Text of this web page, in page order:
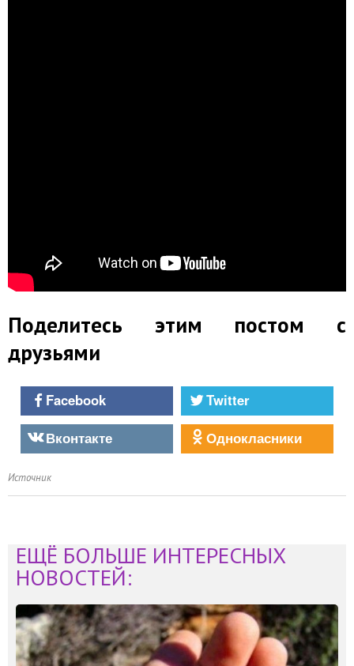
Поделитесь этим постом с
друзьями
Facebook
Twitter
Вконтакте
Однокласники
Источник
ЕЩЁ БОЛЬШЕ ИНТЕРЕСНЫХ
НОВОСТЕЙ: